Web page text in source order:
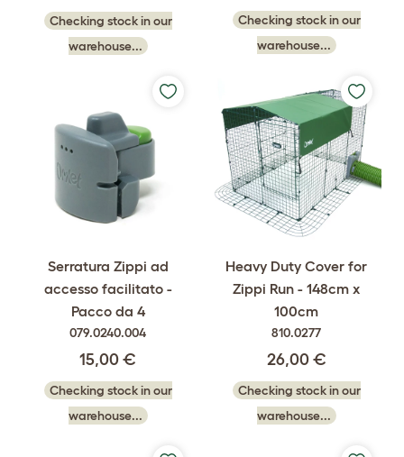
Checking stock in our
warehouse...
Checking stock in our
warehouse...
Serratura Zippi ad
accesso facilitato -
Pacco da 4
079.0240.004
15,00 €
Checking stock in our
warehouse...
Heavy Duty Cover for
Zippi Run - 148cm x
100cm
810.0277
26,00 €
Checking stock in our
warehouse...